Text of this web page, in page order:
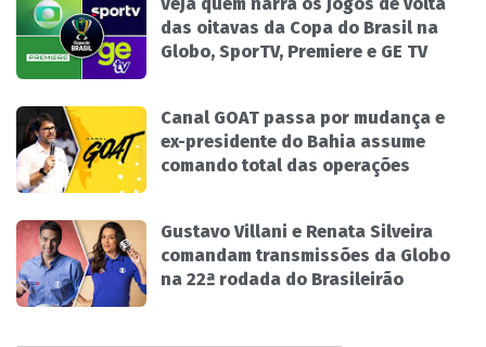
Veja quem narra os jogos de volta
das oitavas da Copa do Brasil na
Globo, SporTV, Premiere e GE TV
Canal GOAT passa por mudança e
ex-presidente do Bahia assume
comando total das operações
Gustavo Villani e Renata Silveira
comandam transmissões da Globo
na 22ª rodada do Brasileirão